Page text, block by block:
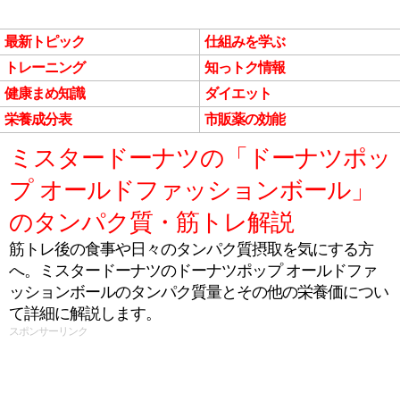
最新トピック
仕組みを学ぶ
トレーニング
知っトク情報
健康まめ知識
ダイエット
栄養成分表
市販薬の効能
ミスタードーナツの「ドーナツポッ
プ オールドファッションボール」
のタンパク質・筋トレ解説
筋トレ後の食事や日々のタンパク質摂取を気にする方
へ。ミスタードーナツのドーナツポップ オールドファ
ッションボールのタンパク質量とその他の栄養価につい
て詳細に解説します。
スポンサーリンク